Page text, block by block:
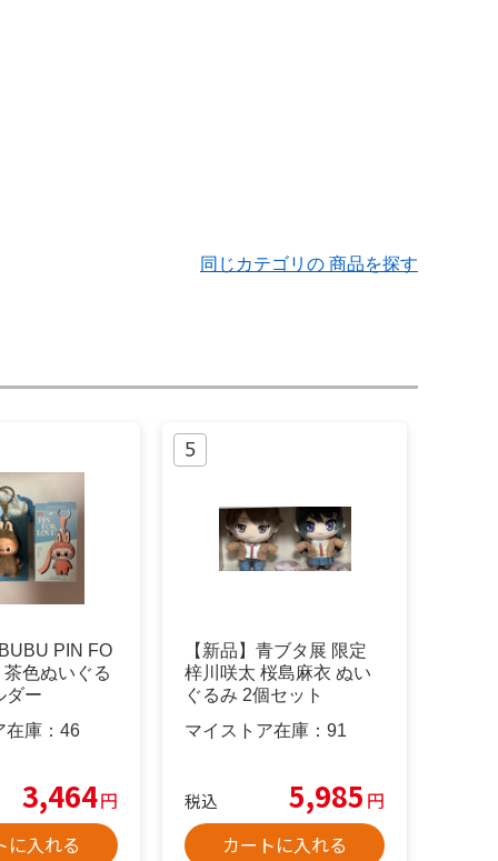
同じカテゴリの 商品を探す
PIN FO
茶色ぬいぐる
ダー
庫： 46
3,464円
に入れる
【新品】青ブタ展 限定
梓川咲太 桜島麻衣 ぬい
ぐるみ 2個セット
マイストア在庫： 91
税込 5,985 円
カートに入れる